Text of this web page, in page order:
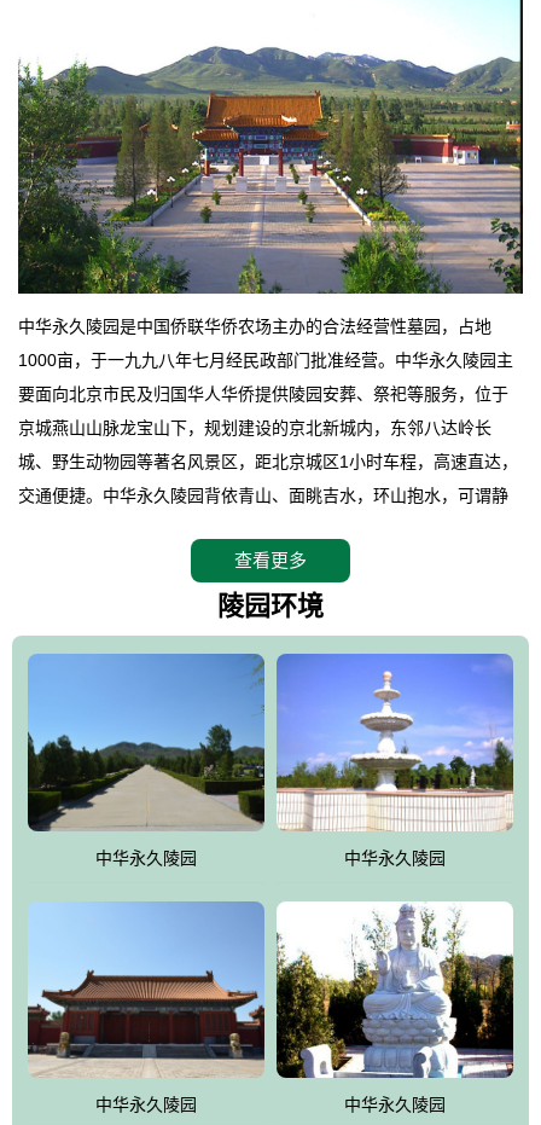
中华永久陵园是中国侨联华侨农场主办的合法经营性墓园，占地
1000亩，于一九九八年七月经民政部门批准经营。中华永久陵园主
要面向北京市民及归国华人华侨提供陵园安葬、祭祀等服务，位于
京城燕山山脉龙宝山下，规划建设的京北新城内，东邻八达岭长
城、野生动物园等著名风景区，距北京城区1小时车程，高速直达，
交通便捷。中华永久陵园背依青山、面眺吉水，环山抱水，可谓静
地。在总体设计上完全以中国传统文化作为前渠，由三条山脊环绕
而成，宛如一把太师椅，呈坐南朝北向，左青龙，右白虎，前朱
环绕挡住了外界的风吹，流动的生气遇到官厅的水又止住了，正好
符合山环水抱，藏风纳气的要求。中华永久陵园风景庄重典雅、气
势如宏，是华北地区最大的平川式墓园，陵园以皇家建筑风格为载
体吸取现代园林艺术之精华
查看更多
陵园环境
中华永久陵园 中华永久陵园
中华永久陵园 中华永久陵园